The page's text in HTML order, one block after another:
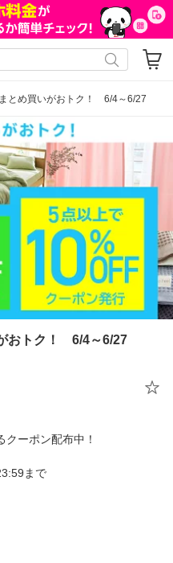
まとめ買いがおトク！ 6/4～6/27
おトク！ 6/4～6/27
ーポン配布中！
まで